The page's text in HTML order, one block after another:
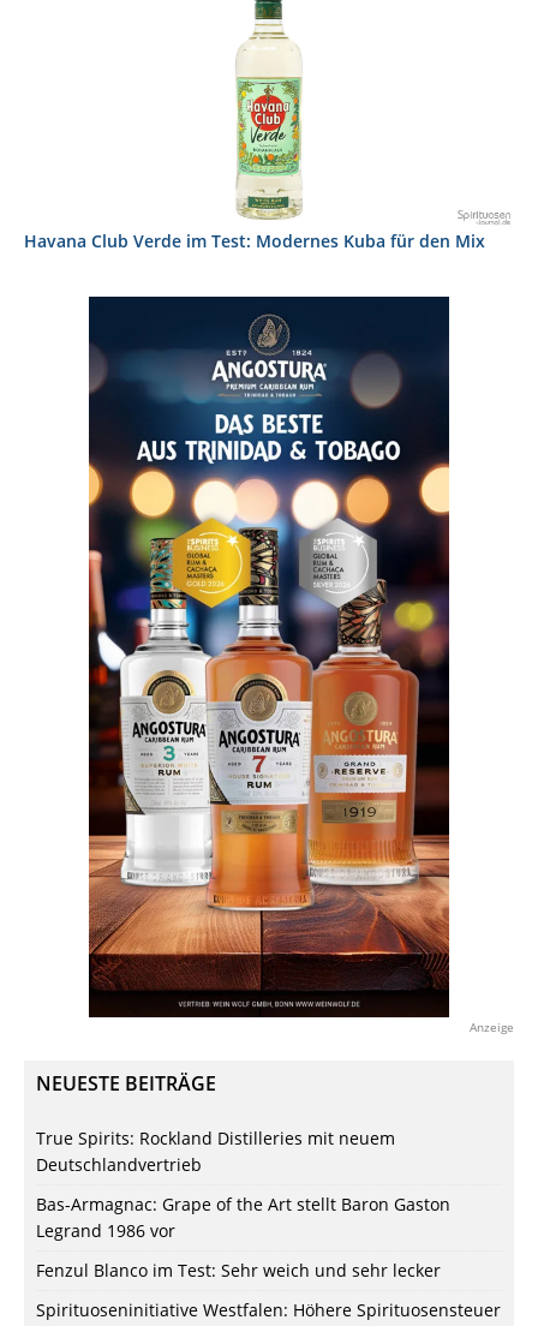
Havana Club Verde im Test: Modernes Kuba für den Mix
Anzeige
NEUESTE BEITRÄGE
True Spirits: Rockland Distilleries mit neuem
Deutschlandvertrieb
Bas-Armagnac: Grape of the Art stellt Baron Gaston
Legrand 1986 vor
Fenzul Blanco im Test: Sehr weich und sehr lecker
Spirituoseninitiative Westfalen: Höhere Spirituosensteuer